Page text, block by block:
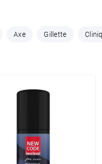
Axe Gillette